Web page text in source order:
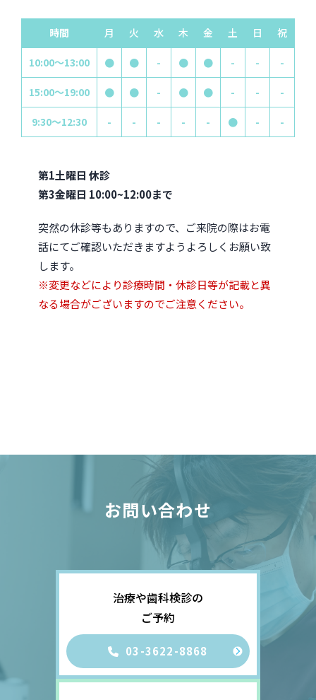
時間 月 火 水 木 金 土 日 祝
10:00～13:00 ● ● - ● ● - - -
15:00～19:00 ● ● - ● ● - - -
9:30～12:30 - - - - - ● - -
第1土曜日 休診
第3金曜日 10:00~12:00まで
突然の休診等もありますので、ご来院の際はお電
話にてご確認いただきますようよろしくお願い致
します。
※変更などにより診療時間・休診日等が記載と異
なる場合がございますのでご注意ください。
お問い合わせ
治療や歯科検診の
ご予約
03-3622-8868